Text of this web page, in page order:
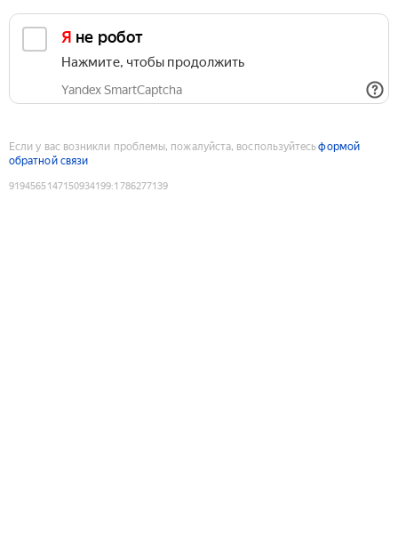
Я не робот
Нажмите, чтобы продолжить
Yandex SmartCaptcha
Если у вас возникли проблемы, пожалуйста, воспользуйтесьформой
обратной связи
9194565147150934199:1786277139